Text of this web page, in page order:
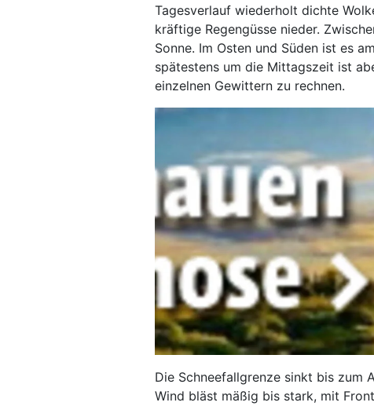
Tagesverlauf wiederholt dichte
kräftige Regengüsse nieder.
Sonne. Im Osten und Süden ist es
spätestens um die Mittagszeit ist
einzelnen Gewittern zu rechnen.
Die Schneefallgrenze sinkt bis zum
Wind bläst mäßig bis stark, mit